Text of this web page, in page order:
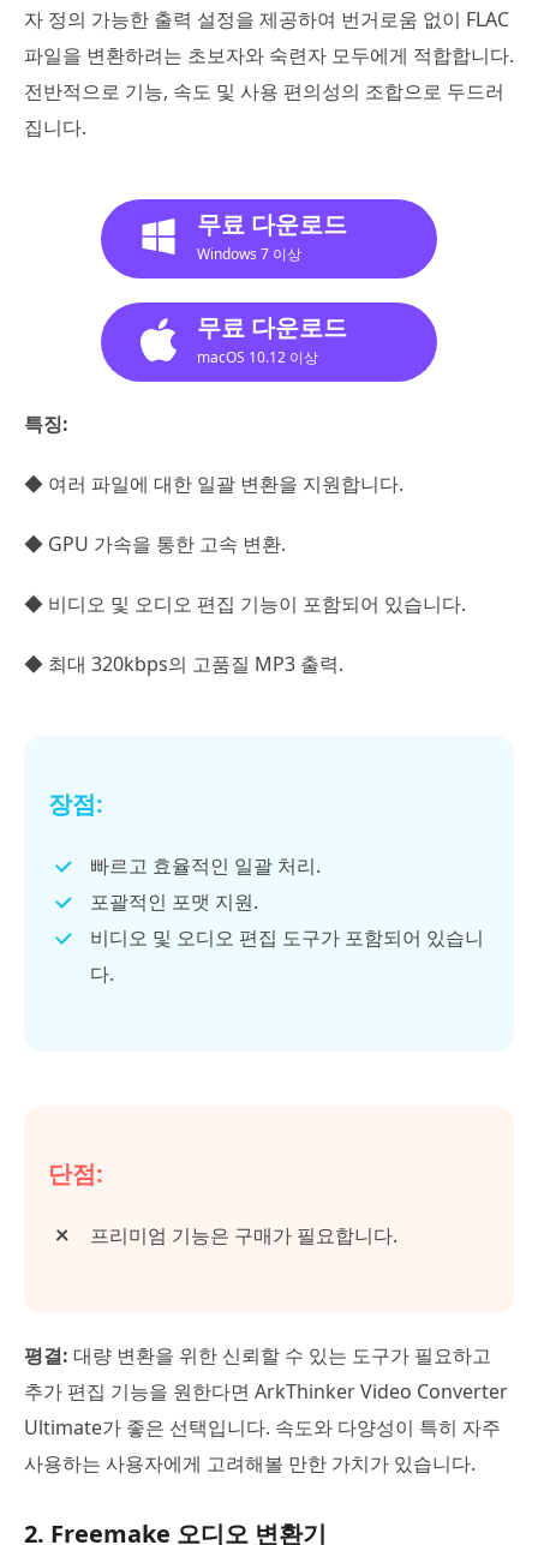
자 정의 가능한 출력 설정을 제공하여 번거로움 없이 FLAC
파일을 변환하려는 초보자와 숙련자 모두에게 적합합니다.
전반적으로 기능, 속도 및 사용 편의성의 조합으로 두드러
집니다.
무료 다운로드
Windows 7 이상
무료 다운로드
macOS 10.12 이상
특징:
◆ 여러 파일에 대한 일괄 변환을 지원합니다.
◆ GPU 가속을 통한 고속 변환.
◆ 비디오 및 오디오 편집 기능이 포함되어 있습니다.
◆ 최대 320kbps의 고품질 MP3 출력.
장점:
빠르고 효율적인 일괄 처리.
포괄적인 포맷 지원.
비디오 및 오디오 편집 도구가 포함되어 있습니
다.
단점:
프리미엄 기능은 구매가 필요합니다.
평결: 대량 변환을 위한 신뢰할 수 있는 도구가 필요하고
추가 편집 기능을 원한다면 ArkThinker Video Converter
Ultimate가 좋은 선택입니다. 속도와 다양성이 특히 자주
사용하는 사용자에게 고려해볼 만한 가치가 있습니다.
2. Freemake 오디오 변환기